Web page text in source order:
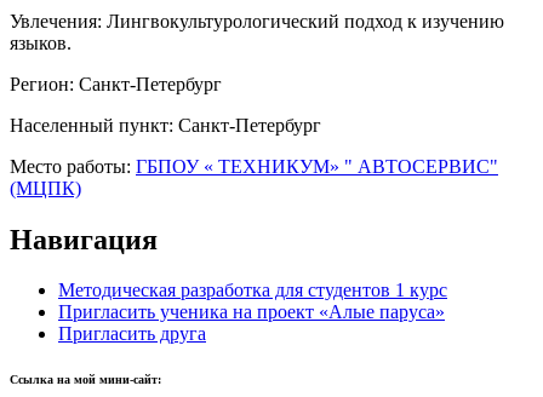
Увлечения: Лингвокультурологический подход к изучению
языков.
Регион: Санкт-Петербург
Населенный пункт: Санкт-Петербург
Место работы: ГБПОУ « ТЕХНИКУМ» " АВТОСЕРВИС"
(МЦПК)
Навигация
Методическая разработка для студентов 1 курс
Пригласить ученика на проект «Алые паруса»
Пригласить друга
Ссылка на мой мини-сайт: